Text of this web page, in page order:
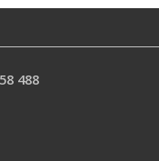
488